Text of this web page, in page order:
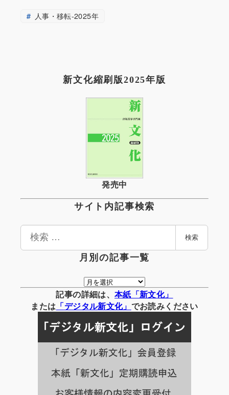
人事・移転-2025年
新文化縮刷版2025年版
発売中
サイト内記事検索
検
検索
月別の記事一覧
月
別
の
事
一
覧
記事の詳細は、 本紙「新文化」
または 「デジタル新文化」 でお読みください